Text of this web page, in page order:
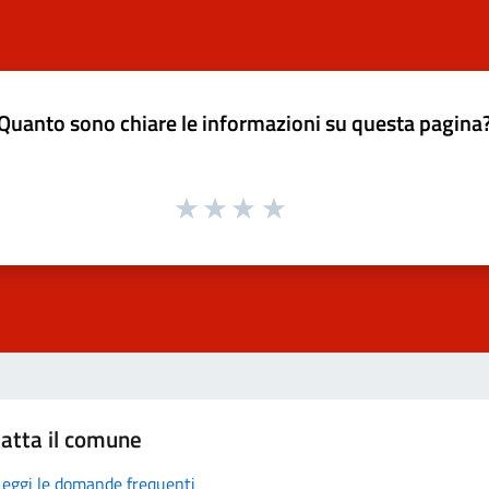
sono chiare le informazioni su questa
il comune
le domande frequenti